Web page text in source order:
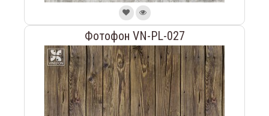
Фотофон VN-PL-027